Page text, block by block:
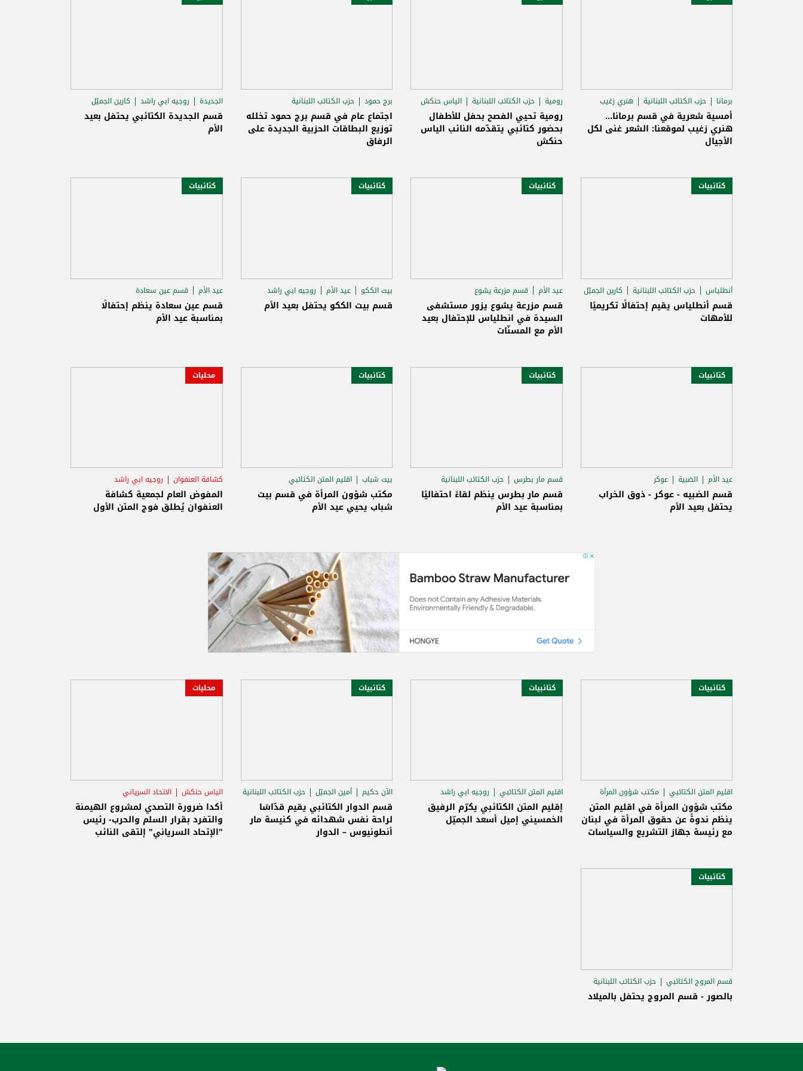
برمانا حزب الكتائب اللبنانية هنري زغيب
أمسية شعرية في قسم برمانا...
هنري زغيب لموقعنا: الشعر غنى لكل
الأجيال
رومية حزب الكتائب اللبنانية الياس حنكش
رومية تحيي الفصح بحفل للأطفال
بحضور كتائبي يتقدّمه النائب الياس
حنكش
برج حمود
حزب الكتائب اللبنانية
روجيه ابي راشد
اجتماع عام في قسم برج حمود تخلله
توزيع البطاقات الحزبية الجديدة على
الرفاق
الجديدة روجيه ابي راشد كارين الجميّل
قسم الجديدة الكتائبي يحتفل بعيد
الأم
كتائبيات
أنطلياس حزب الكتائب اللبنانية كارين الجميّل
قسم أنطلياس يقيم إحتفالًا تكريميًا
للأمهات
كتائبيات
عيد الأم
قسم مزرعة يشوع
حزب الكتائب اللبنانية
قسم مزرعة يشوع يزور مستشفى
السيدة في انطلياس للإحتفال بعيد
الأم مع المسنّات
كتائبيات
بيت الككو عيد الأم روجيه ابي راشد
قسم بيت الككو يحتفل بعيد الأم
كتائبيات
عيد الأم
قسم عين سعادة
حزب الكتائب اللبنانية
قسم عين سعادة ينظم إحتفالًا
بمناسبة عيد الأم
كتائبيات
عيد الأم الضبية عوكر
قسم الضبيه - عوكر - ذوق الخراب
يحتفل بعيد الأم
كتائبيات
قسم مار بطرس
حزب الكتائب اللبنانية
روجيه ابي راشد
قسم مار بطرس ينظم لقاءً احتفاليًا
بمناسبة عيد الأم
كتائبيات
بيت شباب
اقليم المتن الكتائبي
كارين الجميّل
مكتب شؤون المرأة في قسم بيت
شباب يحيي عيد الأم
محليات
كشافة العنفوان
روجيه ابي راشد
جورج رستم
المفوض العام لجمعية كشافة
العنفوان يُطلق فوج المتن الأول
كتائبيات
اقليم المتن الكتائبي
مكتب شؤون المرأة
يوم المرأة العالمي
مكتب شؤون المرأة في اقليم المتن
ينظم ندوةً عن حقوق المرأة في لبنان
مع رئيسة جهاز التشريع والسياسات
كتائبيات
اقليم المتن الكتائبي
روجيه ابي راشد
عين الخروبة
إقليم المتن الكتائبي يكرّم الرفيق
الخمسيني إميل أسعد الجميّل
كتائبيات
الآن حكيم أمين الجميّل حزب الكتائب اللبنانية
قسم الدوار الكتائبي يقيم قدّاسًا
لراحة نفس شهدائه في كنيسة مار
أنطونيوس – الدوار
محليات
الياس حنكش
الاتحاد السرياني
روجيه ابي راشد
أكدا ضرورة التصدي لمشروع الهيمنة
والتفرد بقرار السلم والحرب- رئيس
"الإتحاد السرياني" إلتقى النائب
كتائبيات
قسم المروج الكتائبي
حزب الكتائب اللبنانية
اقليم المتن الكتائبي
بالصور - قسم المروج يحتفل بالميلاد